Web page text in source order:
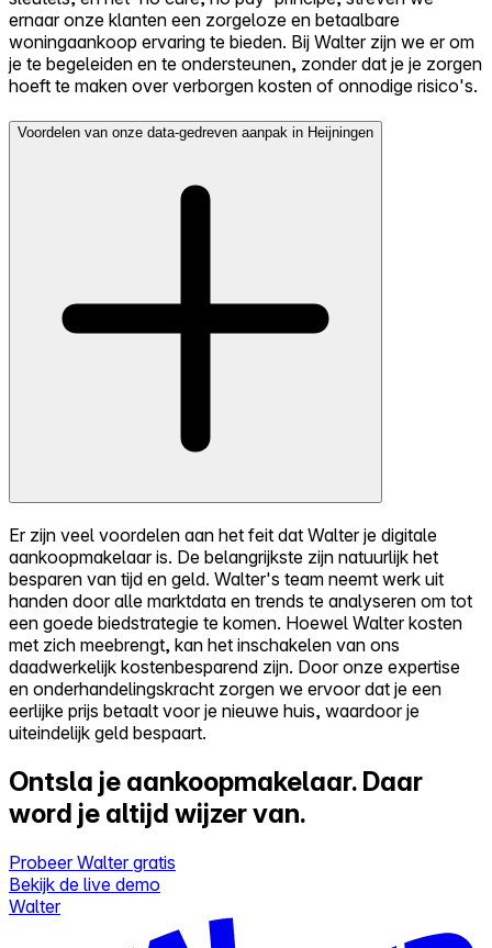
ernaar onze klanten een zorgeloze en betaalbare
woningaankoop ervaring te bieden. Bij Walter zijn we er om
je te begeleiden en te ondersteunen, zonder dat je je zorgen
hoeft te maken over verborgen kosten of onnodige risico's.
Voordelen van onze data-gedreven aanpak in Heijningen
Er zijn veel voordelen aan het feit dat Walter je digitale
aankoopmakelaar is. De belangrijkste zijn natuurlijk het
besparen van tijd en geld. Walter's team neemt werk uit
handen door alle marktdata en trends te analyseren om tot
een goede biedstrategie te komen. Hoewel Walter kosten
met zich meebrengt, kan het inschakelen van ons
daadwerkelijk kostenbesparend zijn. Door onze expertise
en onderhandelingskracht zorgen we ervoor dat je een
eerlijke prijs betaalt voor je nieuwe huis, waardoor je
uiteindelijk geld bespaart.
Ontsla je aankoopmakelaar. Daar
word je altijd wijzer van.
Probeer Walter gratis
Bekijk de live demo
Walter